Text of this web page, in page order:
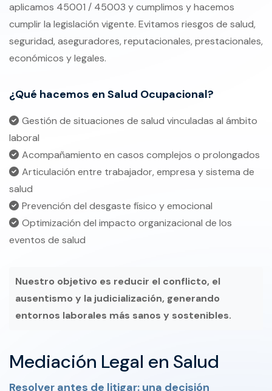
aplicamos 45001 / 45003 y cumplimos y hacemos
cumplir la legislación vigente. Evitamos riesgos de salud,
seguridad, aseguradores, reputacionales, prestacionales,
económicos y legales.
¿Qué hacemos en Salud Ocupacional?
Gestión de situaciones de salud vinculadas al ámbito
laboral
Acompañamiento en casos complejos o prolongados
Articulación entre trabajador, empresa y sistema de
salud
Prevención del desgaste físico y emocional
Optimización del impacto organizacional de los
eventos de salud
Nuestro objetivo es reducir el conflicto, el
ausentismo y la judicialización, generando
entornos laborales más sanos y sostenibles.
Mediación Legal en Salud
Resolver antes de litigar: una decisión